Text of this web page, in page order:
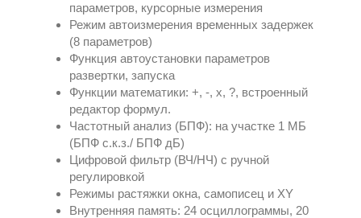
параметров, курсорные измерения
Режим автоизмерения временных задержек
(8 параметров)
Функция автоустановки параметров
развертки, запуска
Функции математики: +, -, x, ?, встроенный
редактор формул.
Частотный анализ (БПФ): на участке 1 МБ
(БПФ с.к.з./ БПФ дБ)
Цифровой фильтр (ВЧ/НЧ) с ручной
регулировкой
Режимы растяжки окна, самописец и XY
Внутренняя память: 24 осциллограммы, 20